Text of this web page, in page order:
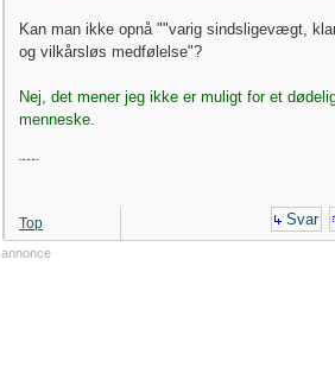
Kan man ikke opnå ""varig sindsligevægt,
og vilkårsløs medfølelse"?
Nej, det mener jeg ikke er muligt for et
menneske.
¨¨¨¨
Top Svar
annonce